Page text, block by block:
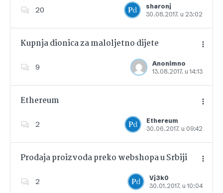
20
sharonj
30.08.2017. u 23:02
Dodajte u favorite
Kupnja dionica za maloljetno dijete
9
Anonimno
13.08.2017. u 14:13
Dodajte u favorite
Ethereum
2
Ethereum
30.06.2017. u 09:42
Dodajte u favorite
Prodaja proizvoda preko webshopa u Srbiji
2
Vj3k0
30.01.2017. u 10:04
Dodajte u favorite